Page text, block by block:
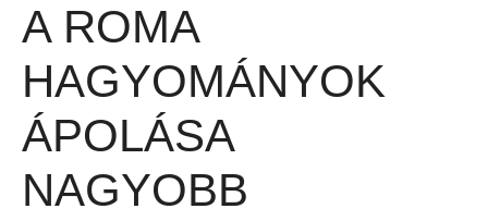
A ROMA
HAGYOMÁNYOK
ÁPOLÁSA
NAGYOBB